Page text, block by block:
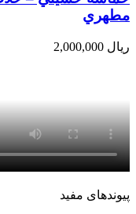
مطهري
ریال
پیوندهای مفید